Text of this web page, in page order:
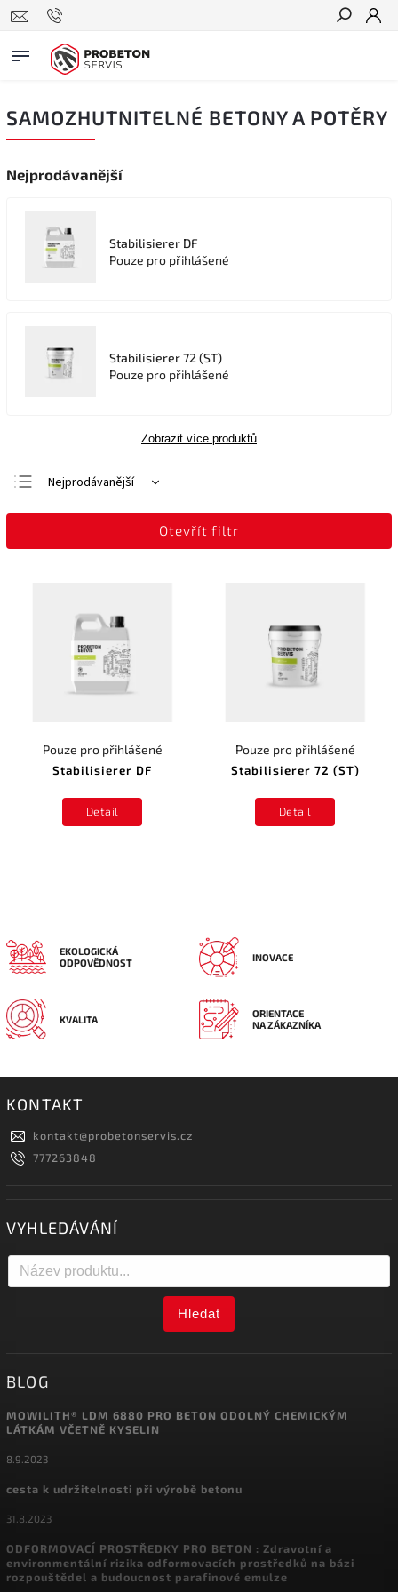
SAMOZHUTNITELNÉ BETONY A POTĚRY
Nejprodávanější
Stabilisierer DF
Pouze pro přihlášené
Stabilisierer 72 (ST)
Pouze pro přihlášené
Zobrazit více produktů
Nejlevnější
Nejprodávanější
Otevřít filtr
Stabilisierer DF
Pouze pro přihlášené
Detail
Stabilisierer 72 (ST)
Pouze pro přihlášené
Detail
EKOLOGICKÁ
ODPOVĚDNOST
INOVACE
KVALITA
ORIENTACE
NA ZÁKAZNÍKA
KONTAKT
kontakt@probetonservis.cz
777263848
VYHLEDÁVÁNÍ
Hledat
BLOG
MOWILITH® LDM 6880 PRO BETON ODOLNÝ CHEMICKÝM
LÁTKÁM VČETNĚ KYSELIN
8.9.2023
cesta k udržitelnosti při výrobě betonu
31.8.2023
ODFORMOVACÍ PROSTŘEDKY PRO BETON : Zdravotní a
environmentální rizika odformovacích prostředků na bázi
rozpouštědel a budoucnost parafinové emulze